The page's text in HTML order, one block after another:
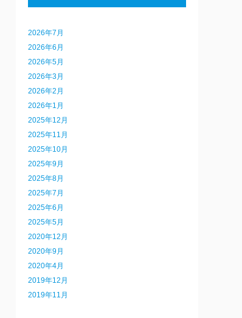
2026年7月
2026年6月
2026年5月
2026年3月
2026年2月
2026年1月
2025年12月
2025年11月
2025年10月
2025年9月
2025年8月
2025年7月
2025年6月
2025年5月
2020年12月
2020年9月
2020年4月
2019年12月
2019年11月